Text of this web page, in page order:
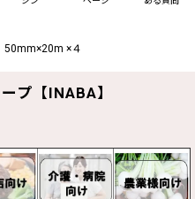
50mm×20m ×４
プ【INABA】